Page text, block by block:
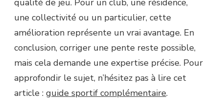
une collectivité ou un particulier, cette
amélioration représente un vrai avantage. En
conclusion, corriger une pente reste possible,
mais cela demande une expertise précise. Pour
approfondir le sujet, n’hésitez pas à lire cet
article : guide sportif complémentaire.